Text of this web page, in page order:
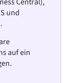
und
auf ein